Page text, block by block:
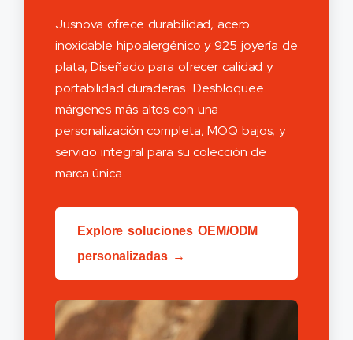
Jusnova ofrece durabilidad, acero
inoxidable hipoalergénico y 925 joyería de
plata, Diseñado para ofrecer calidad y
portabilidad duraderas.. Desbloquee
márgenes más altos con una
personalización completa, MOQ bajos, y
servicio integral para su colección de
marca única.
Explore soluciones OEM/ODM
personalizadas →